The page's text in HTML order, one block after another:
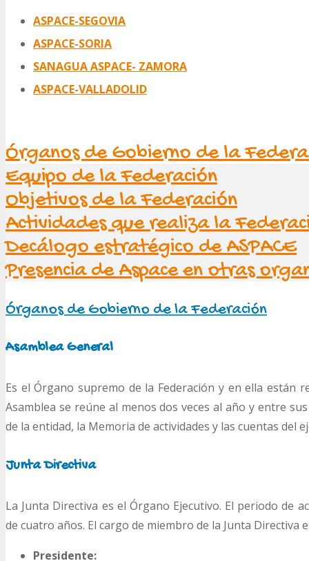
ASPACE-SEGOVIA
ASPACE-SORIA
SANAGUA ASPACE- ZAMORA
ASPACE-VALLADOLID
Órganos de Gobierno de la
Equipo de la Federación
Objetivos de la Federación
Actividades que realiza la
Decálogo estratégico de ASPACE
Presencia de Aspace en otras
Órganos de Gobierno de la Federación
Asamblea General
Es el Órgano supremo de la Federación y en ella están
Asamblea se reúne al menos dos veces al año y entre
de la entidad, la Memoria de actividades y las cuentas del
Junta Directiva
La Junta Directiva es el Órgano Ejecutivo. El periodo de
de cuatro años. El cargo de miembro de la Junta
Presidente: